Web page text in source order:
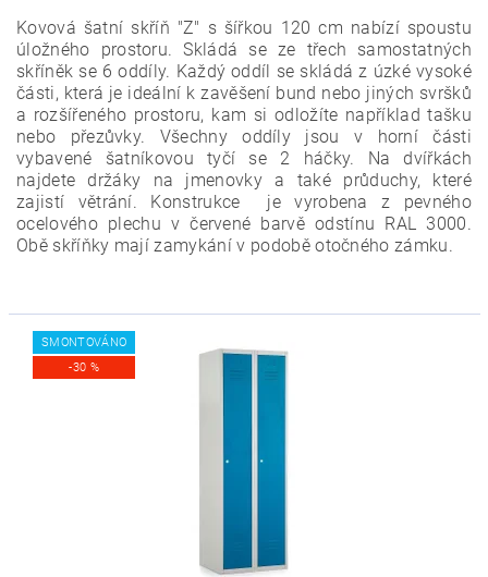
Kovová šatní skříň "Z" s šířkou 120 cm nabízí spoustu
úložného prostoru. Skládá se ze třech samostatných
skříněk se 6 oddíly. Každý oddíl se skládá z úzké vysoké
části, která je ideální k zavěšení bund nebo jiných svršků
a rozšířeného prostoru, kam si odložíte například tašku
nebo přezůvky. Všechny oddíly jsou v horní části
vybavené šatníkovou tyčí se 2 háčky. Na dvířkách
najdete držáky na jmenovky a také průduchy, které
zajistí větrání. Konstrukce je vyrobena z pevného
ocelového plechu v červené barvě odstínu RAL 3000.
Obě skříňky mají zamykání v podobě otočného zámku.
SMONTOVÁNO
-30 %